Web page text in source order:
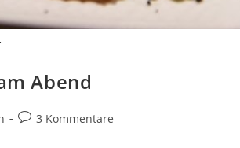
Abend
Beitrags-
3 Kommentare